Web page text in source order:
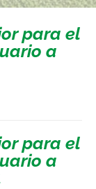
para el
a
para el
a